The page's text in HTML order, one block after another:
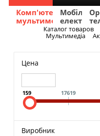
Комп'ютери
мультимедіа
Мобільна
Каталог товаров
Мультимедіа
Цена
159 17619
Виробник